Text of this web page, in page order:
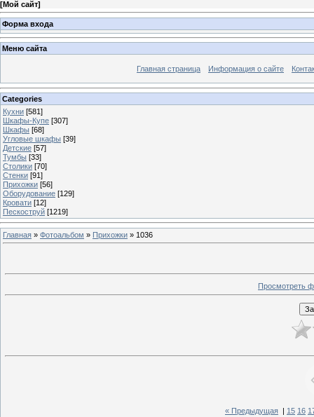
[Мой сайт]
Форма входа
Меню сайта
Главная страница Информация о сайте
Categories
Кухни [581]
Шкафы-Купе [307]
Шкафы [68]
Угловые шкафы [39]
Детские [57]
Тумбы [33]
Столики [70]
Стенки [91]
Прихожки [56]
Оборудование [129]
Кровати [12]
Пескоструй [1219]
Главная » Фотоальбом » Прихожки » 1036
Просмотреть
« Предыдущая 15 16